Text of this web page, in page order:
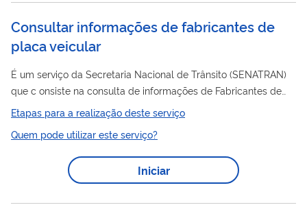
Consultar informações de fabricantes de
placa veicular
É um serviço da Secretaria Nacional de Trânsito (SENATRAN)
que c onsiste na consulta de informações de Fabricantes de
PlacaVeicularcredenciados e habilitados para utilizar o
Etapas para a realização deste serviço
Quem pode utilizar este serviço?
Iniciar